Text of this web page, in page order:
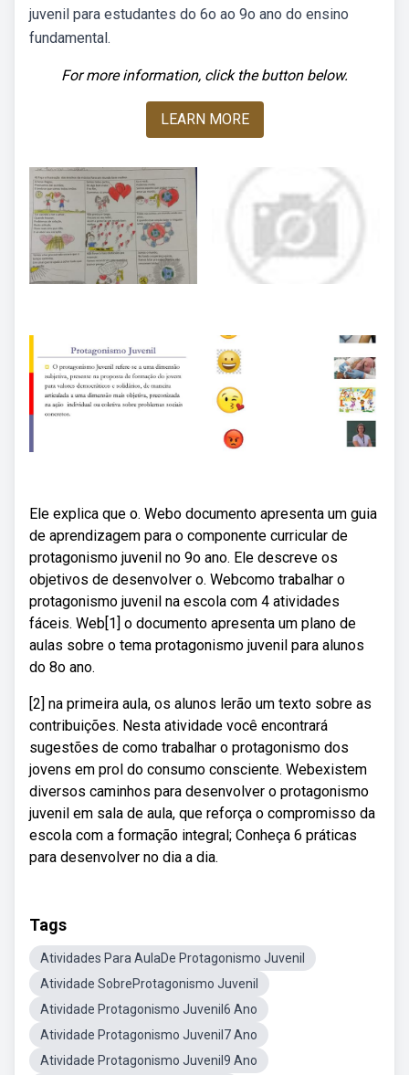
juvenil para estudantes do 6o ao 9o ano do ensino
fundamental.
For more information, click the button below.
LEARN MORE
Ele explica que o. Webo documento apresenta um guia
de aprendizagem para o componente curricular de
protagonismo juvenil no 9o ano. Ele descreve os
objetivos de desenvolver o. Webcomo trabalhar o
protagonismo juvenil na escola com 4 atividades
fáceis. Web[1] o documento apresenta um plano de
aulas sobre o tema protagonismo juvenil para alunos
do 8o ano.
[2] na primeira aula, os alunos lerão um texto sobre as
contribuições. Nesta atividade você encontrará
sugestões de como trabalhar o protagonismo dos
jovens em prol do consumo consciente. Webexistem
diversos caminhos para desenvolver o protagonismo
juvenil em sala de aula, que reforça o compromisso da
escola com a formação integral; Conheça 6 práticas
para desenvolver no dia a dia.
Tags
Atividades Para AulaDe Protagonismo Juvenil
Atividade SobreProtagonismo Juvenil
Atividade Protagonismo Juvenil6 Ano
Atividade Protagonismo Juvenil7 Ano
Atividade Protagonismo Juvenil9 Ano